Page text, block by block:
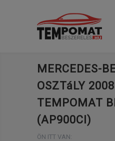
MERCEDES-
OSZTáLY
TEMPOMAT
(AP900CI)
ÖN ITT VAN: